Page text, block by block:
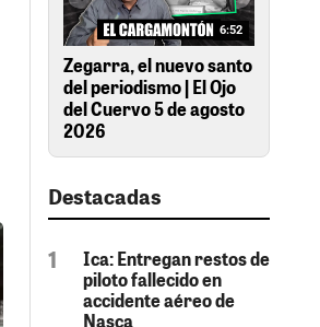
6:52
Zegarra, el nuevo santo
del periodismo | El Ojo
del Cuervo 5 de agosto
2026
Destacadas
Ica: Entregan restos de
piloto fallecido en
accidente aéreo de
Nasca